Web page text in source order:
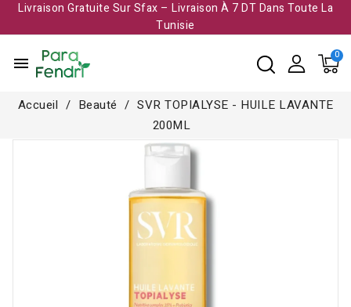
Livraison Gratuite Sur Sfax – Livraison À 7 DT Dans Toute La
Tunisie​
menu
Accueil Beauté
SVR TOPIALYSE - HUILE LAVANTE
200ML